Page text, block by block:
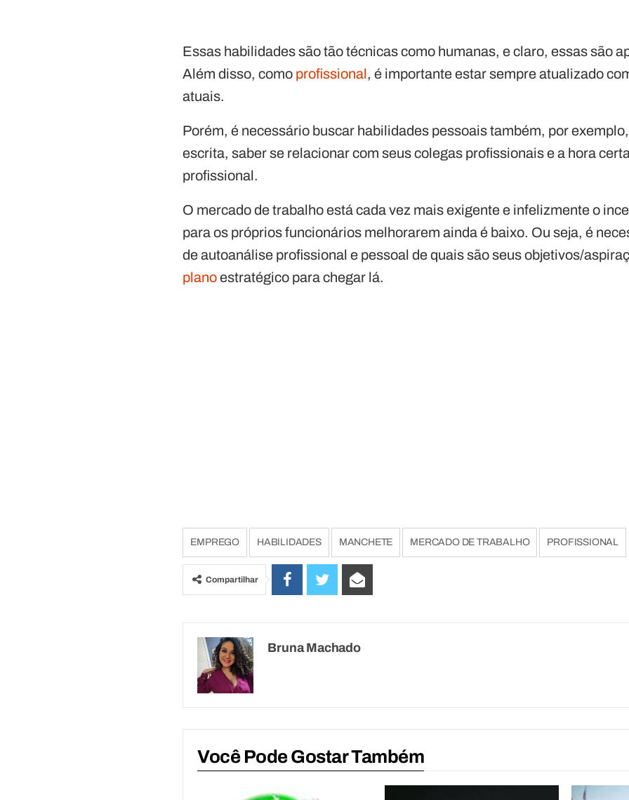
Essas habilidades são tão técnicas como humanas, e claro, essas são
Além disso, como profissional, é importante estar sempre atualizado
atuais.
Porém, é necessário buscar habilidades pessoais também, por
escrita, saber se relacionar com seus colegas profissionais e a hora
profissional.
O mercado de trabalho está cada vez mais exigente e infelizmente o
para os próprios funcionários melhorarem ainda é baixo. Ou seja, é
de autoanálise profissional e pessoal de quais são seus objetivos/
planoestratégico para chegar lá.
EMPREGO HABILIDADES MANCHETE MERCADO DE TRABALHO PROFISSIONAL
Compartilhar
Bruna Machado
Você Pode Gostar Também